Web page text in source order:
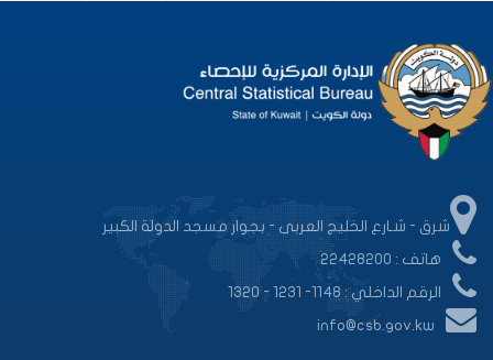
شرق - شـارع الخليج العربى - بجوار مسجد الدولة الكبير
هاتف : 22428200
الرقم الداخلي : 1148- 1231 - 1320
info@csb.gov.kw